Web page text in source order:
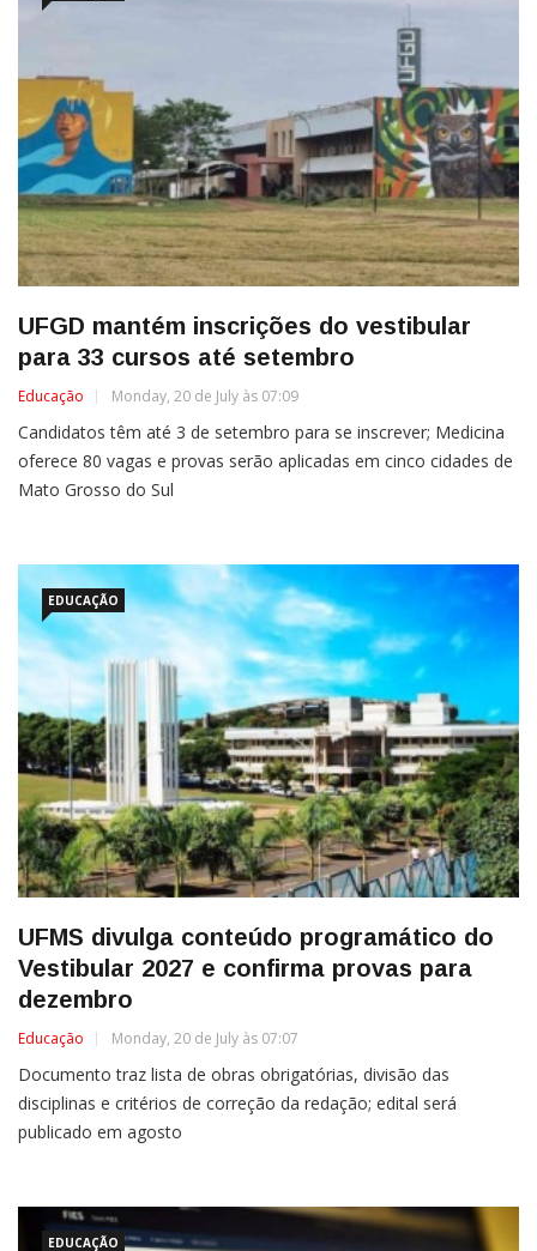
UFGD mantém inscrições do vestibular
para 33 cursos até setembro
Educação Monday, 20 de July às 07:09
Candidatos têm até 3 de setembro para se inscrever; Medicina
oferece 80 vagas e provas serão aplicadas em cinco cidades de
Mato Grosso do Sul
EDUCAÇÃO
UFMS divulga conteúdo programático do
Vestibular 2027 e confirma provas para
dezembro
Educação Monday, 20 de July às 07:07
Documento traz lista de obras obrigatórias, divisão das
disciplinas e critérios de correção da redação; edital será
publicado em agosto
EDUCAÇÃO